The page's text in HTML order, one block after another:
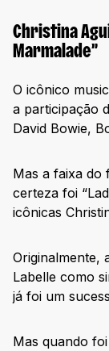
Christina
Marmalade”
O icônico
a participação
David Bowie,
Mas a faixa do
certeza foi
icônicas
Originalmente,
Labelle como
já foi um
Mas quando